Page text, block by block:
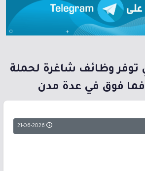
توفر وظائف شاغرة لحملة
فما فوق في عدة مدن
21-06-2026